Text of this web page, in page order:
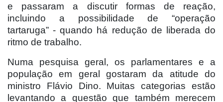
e passaram a discutir formas de reação,
incluindo a possibilidade de “operação
tartaruga” - quando há redução de liberada do
ritmo de trabalho.
Numa pesquisa geral, os parlamentares e a
população em geral gostaram da atitude do
ministro Flávio Dino. Muitas categorias estão
levantando a questão que também merecem